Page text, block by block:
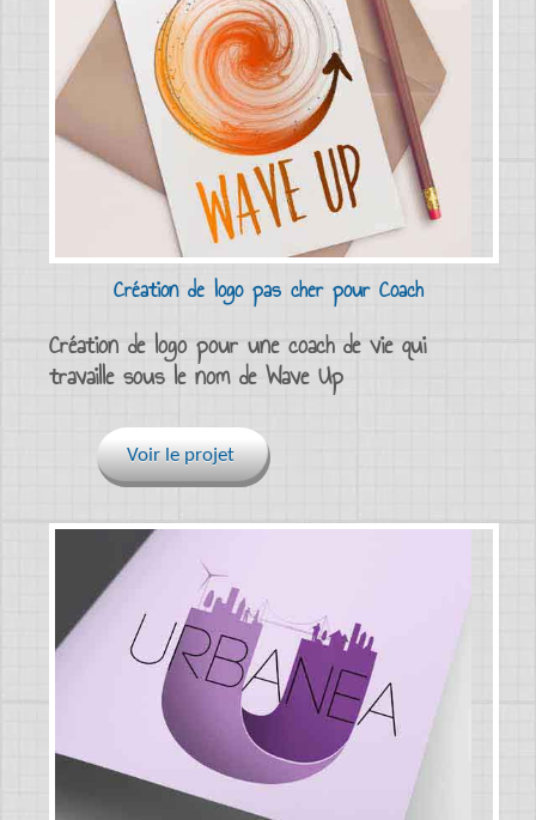
Création de logo pas cher pour Coach
Création de logo pour une coach de vie qui
travaille sous le nom de Wave Up
Voir le projet